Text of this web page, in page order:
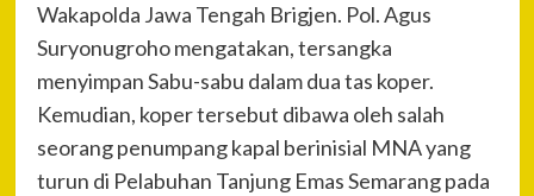
Wakapolda Jawa Tengah Brigjen. Pol. Agus
Suryonugroho mengatakan, tersangka
menyimpan Sabu-sabu dalam dua tas koper.
Kemudian, koper tersebut dibawa oleh salah
seorang penumpang kapal berinisial MNA yang
turun di Pelabuhan Tanjung Emas Semarang pada